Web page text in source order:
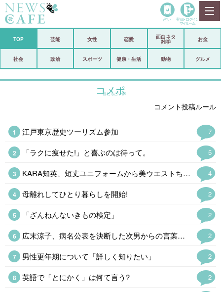
政治
スポーツ
コメントポスト
リリース ショップ
当たる占い師
占い 登録• ログイン
マイルーム
TOP 芸能 女性 恋愛
面白ネタ
雑学
お金
社会 政治 スポーツ 健康・生活 動物 グルメ
コメポ
コメント投稿ルール
7
江戸東京歴史ツーリズム参加
5
「ラクに痩せた!」と喜ぶのは待って。
4
KARA知英、短丈ユニフォームから美ウエストちらり「脚長すぎてびっくり」
2
母離れしてひとり暮らしを開始!
2
「ざんねんないきもの検定」
2
広末涼子、病名公表を決断した次男からの言葉「言い訳にするのも嫌だった」
2
男性更年期について「詳しく知りたい」
2
英語で「とにかく」は何て言う?